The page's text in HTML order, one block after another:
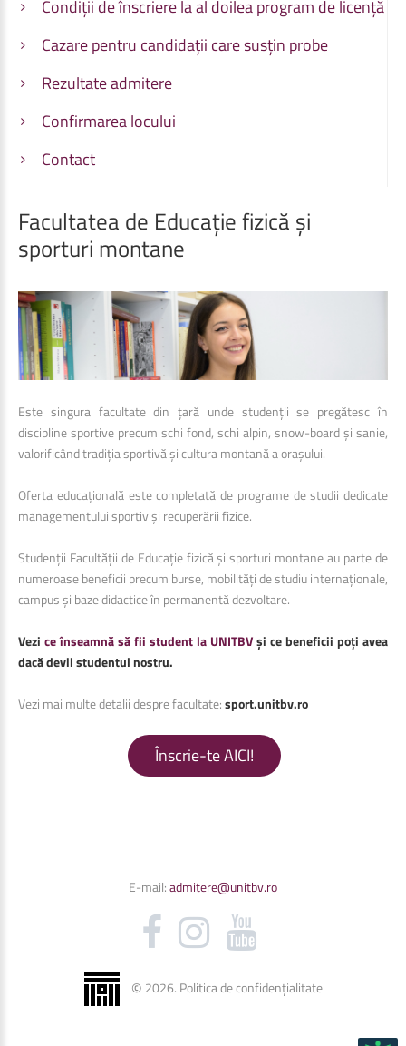
Condiții de înscriere la al doilea program de licență
Cazare pentru candidații care susțin probe
Rezultate admitere
Confirmarea locului
Contact
Facultatea de Educațiefizică și
sporturi montane
Este singura facultate din țară unde studenții se pregătesc în
discipline sportive precum schi fond, schi alpin, snow-board și sanie,
valorificând tradiția sportivă și cultura montană a orașului.
Oferta educațională este completată de programe de studii dedicate
managementului sportiv și recuperării fizice.
Studenții Facultății de Educație fizică și sporturi montane au parte de
numeroase beneficii precum burse, mobilități de studiu internaționale,
campus și baze didactice în permanentă dezvoltare.
Vezi ce înseamnă să fii student la UNITBVși ce beneficii poți avea
dacă devii studentul nostru.
Vezi mai multe detalii despre facultate:sport.unitbv.ro
Înscrie-te AICI!
E-mail:admitere@unitbv.ro
© 2026. Politica de confidențialitate